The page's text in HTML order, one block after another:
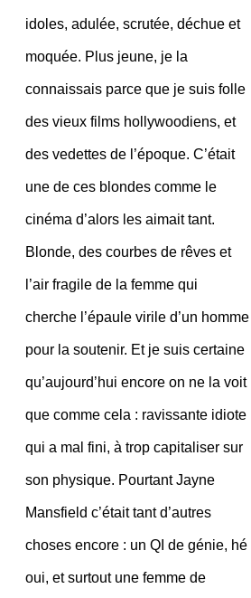
idoles, adulée, scrutée, déchue et
moquée. Plus jeune, je la
connaissais parce que je suis folle
des vieux films hollywoodiens, et
des vedettes de l’époque. C’était
une de ces blondes comme le
cinéma d’alors les aimait tant.
Blonde, des courbes de rêves et
l’air fragile de la femme qui
cherche l’épaule virile d’un homme
pour la soutenir. Et je suis certaine
qu’aujourd’hui encore on ne la voit
que comme cela : ravissante idiote
qui a mal fini, à trop capitaliser sur
son physique. Pourtant Jayne
Mansfield c’était tant d’autres
choses encore : un QI de génie, hé
oui, et surtout une femme de